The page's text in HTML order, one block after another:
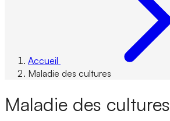
Accueil
Maladie des cultures
Maladie des cultures